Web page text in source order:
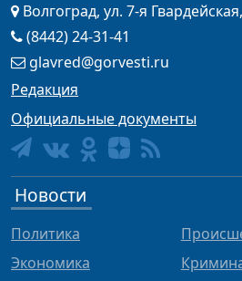
Волгоград, ул. 7-я
(8442) 24-31-41
glavred@gorvesti.ru
Редакция
Официальные документы
Новости
Политика
Экономика